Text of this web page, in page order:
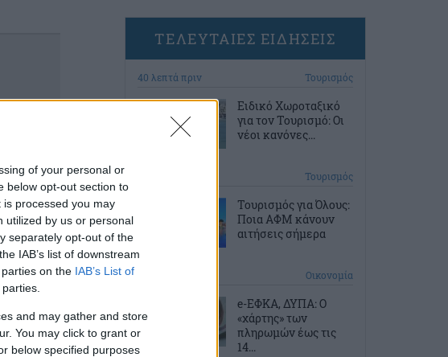
of your personal or
below opt-out section to
processed you may
utilized by us or personal
separately opt-out of the
IAB’s list of downstream
on the IAB’s List of
and may gather and store
You may click to grant or
below specified purposes
ΤΕΛΕΥΤΑΙΕΣ ΕΙΔΗΣΕΙΣ
40 λεπτά πριν Τουρισμός
Ειδικό Χωροταξικό
για τον Τουρισμό: Οι
νέοι κανόνες...
Τουρισμός
Τουρισμός για Όλους:
Ποια ΑΦΜ κάνουν
αιτήσεις σήμερα
Οικονομία
e-ΕΦΚΑ, ΔΥΠΑ: Ο
«χάρτης» των
πληρωμών έως τις
14...